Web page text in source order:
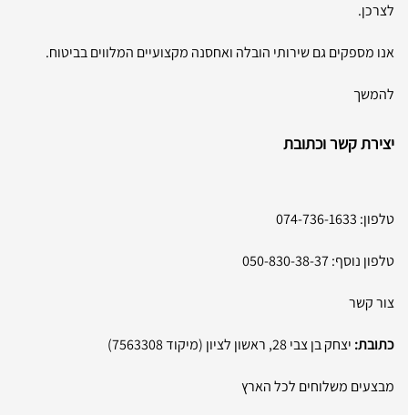
לצרכן.
אנו מספקים גם שירותי הובלה ואחסנה מקצועיים המלווים בביטוח.
להמשך
יצירת קשר וכתובת
טלפון: 074-736-1633
טלפון נוסף:050-830-38-37
צור קשר
כתובת: יצחק בן צבי 28, ראשון לציון (מיקוד 7563308)
מבצעים משלוחים לכל הארץ